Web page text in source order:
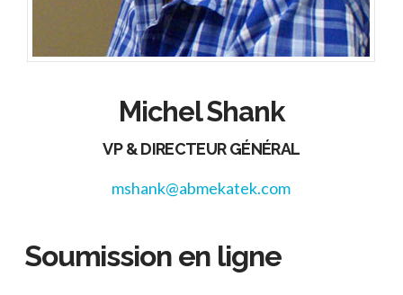
Michel Shank
VP & DIRECTEUR GÉNÉRAL
mshank@abmekatek.com
Soumission en ligne